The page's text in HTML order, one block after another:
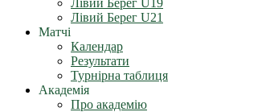
Лівий Берег U19
Лівий Берег U21
Матчі
Календар
Результати
Турнірна таблиця
Академія
Про академію